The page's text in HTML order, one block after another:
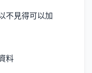
不見得可以加
料